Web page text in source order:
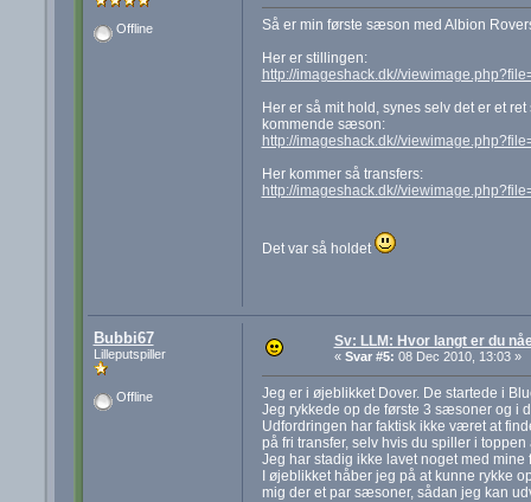
Offline
Så er min første sæson med Albion
Her er stillingen:
http://imageshack.dk//
Her er så mit hold, synes selv det er et
kommende sæson:
http://imageshack.dk//
Her kommer så transfers:
http://imageshack.dk//
Det var så holdet
Bubbi67
Lilleputspiller
Offline
Sv: LLM: Hvor langt er du
« Svar #5: 08 Dec 2010, 13:03 »
Jeg er i øjeblikket Dover. De startede i
Jeg rykkede op de første 3 sæsoner og i
Udfordringen har faktisk ikke været at
på fri transfer, selv hvis du spiller i
Jeg har stadig ikke lavet noget med
I øjeblikket håber jeg på at kunne rykke
mig der et par sæsoner, sådan jeg kan